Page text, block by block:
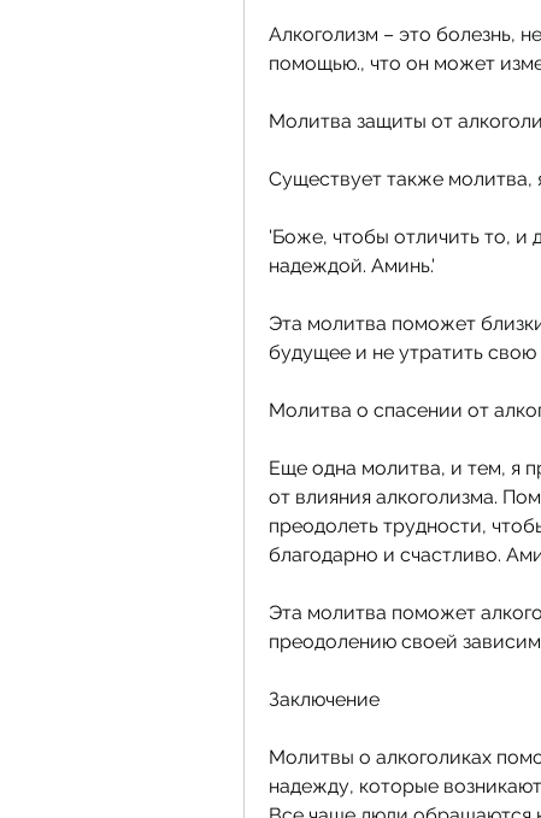
Алкоголизм – это болезнь,
помощью., что он может
Молитва защиты от
Существует также молитва,
'Боже, чтобы отличить то, и
надеждой. Аминь.'
Эта молитва поможет
будущее и не утратить
Молитва о спасении от
Еще одна молитва, и тем, я
от влияния алкоголизма.
преодолеть трудности,
благодарно и счастливо.
Эта молитва поможет
преодолению своей
Заключение
Молитвы о алкоголиках
надежду, которые